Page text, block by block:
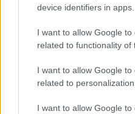
device identifiers in apps.
I want to allow Google to
related to functionality of
I want to allow Google to
related to personalization.
I want to allow Google to
Olyan sokminden történt
második alkalom, hogy